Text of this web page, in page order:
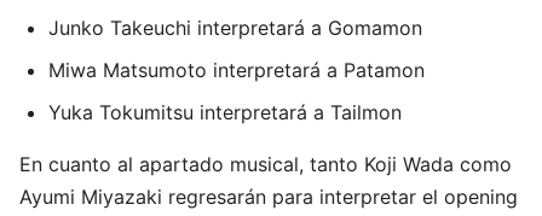
Junko Takeuchi interpretará a Gomamon
Miwa Matsumoto interpretará a Patamon
Yuka Tokumitsu interpretará a Tailmon
En cuanto al apartado musical, tanto Koji Wada como
Ayumi Miyazaki regresarán para interpretar el opening